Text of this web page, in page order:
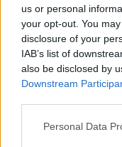
us or personal
your opt-out. You
disclosure of your
IAB’s list of
also be disclosed by
Downstream
Personal Data
Kultúra